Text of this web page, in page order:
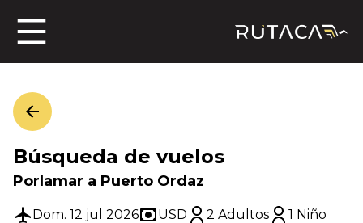
Búsqueda de vuelos
Porlamar a Puerto Ordaz
Dom. 12 jul 2026 USD 2 Adultos
1 Niño